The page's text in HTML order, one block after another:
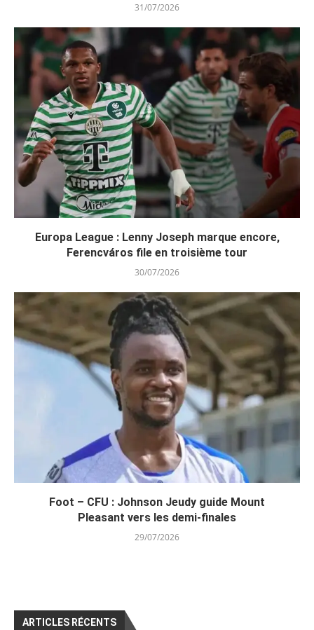
31/07/2026
Europa League : Lenny Joseph marque encore,
Ferencváros file en troisième tour
30/07/2026
Foot – CFU : Johnson Jeudy guide Mount
Pleasant vers les demi-finales
29/07/2026
ARTICLES RÉCENTS